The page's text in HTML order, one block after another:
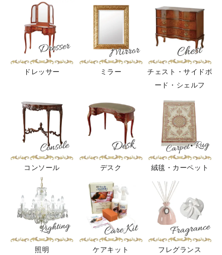
ドレッサー ミラー
チェスト・サイドボ
ード・シェルフ
コンソール デスク 絨毯・カーペット
照明 ケアキット フレグランス